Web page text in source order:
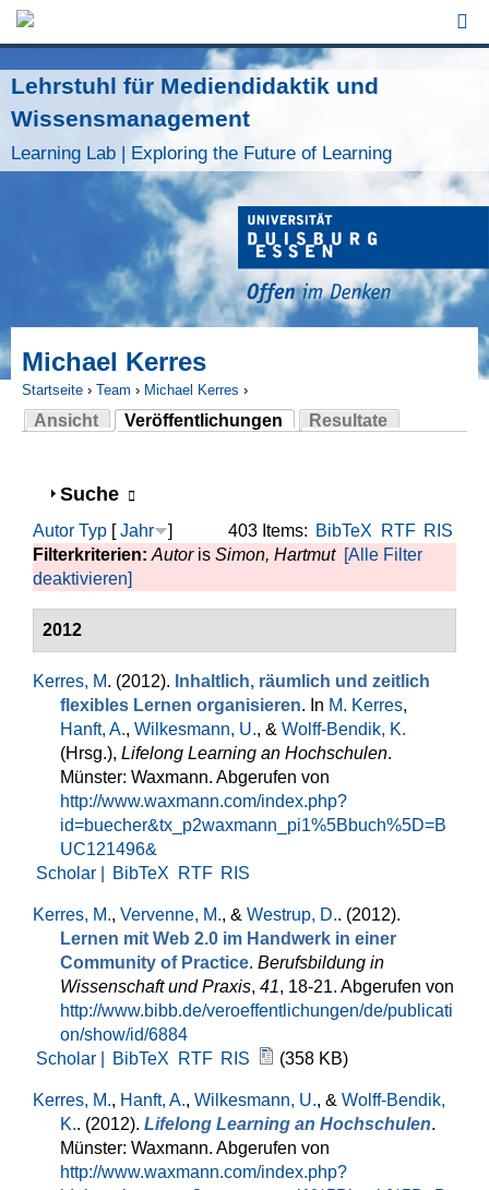
Jump to Navigation
Lehrstuhl für Mediendidaktik und
Wissensmanagement
Learning Lab | Exploring the Future of Learning
Michael Kerres
Sie sind hier
Startseite › Team › Michael Kerres ›
Ansicht
Veröffentlichungen
(aktiver Reiter)
Resultate
Anzeigen
Suche
403 Items: BibTeX RTF RIS
Autor Typ [Jahr
]
Filterkriterien: Autoris Simon, Hartmut [Alle Filter
deaktivieren]
2012
Kerres, M. (2012). Inhaltlich, räumlich und zeitlich
flexibles Lernen organisieren. In M. Kerres,
Hanft, A., Wilkesmann, U., & Wolff-Bendik, K.
(Hrsg.), Lifelong Learning an Hochschulen.
Münster: Waxmann. Abgerufen von
http://www.waxmann.com/index.php?
id=buecher&tx_p2waxmann_pi1%5Bbuch%5D=B
UC121496&
Scholar |
BibTeX RTF RIS
Kerres, M., Vervenne, M., & Westrup, D.. (2012).
Lernen mit Web 2.0 im Handwerk in einer
Community of Practice. Berufsbildung in
Wissenschaft und Praxis, 41, 18-21. Abgerufen von
http://www.bibb.de/veroeffentlichungen/de/publicati
on/show/id/6884
Scholar |
BibTeX RTF RIS (358 KB)
Kerres, M., Hanft, A., Wilkesmann, U., & Wolff-Bendik,
K.. (2012). Lifelong Learning an Hochschulen.
Münster: Waxmann. Abgerufen von
http://www.waxmann.com/index.php?